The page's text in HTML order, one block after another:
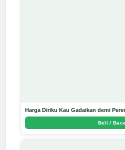
Harga Diriku Kau Gadaikan demi
Beli /